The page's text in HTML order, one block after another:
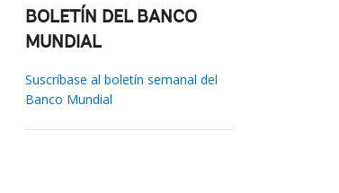
BOLETÍN DEL BANCO
MUNDIAL
Suscríbase al boletín semanal del
Banco Mundial